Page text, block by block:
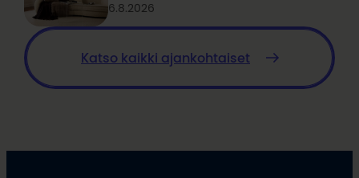
6.8.2026
Katso kaikki ajankohtaiset